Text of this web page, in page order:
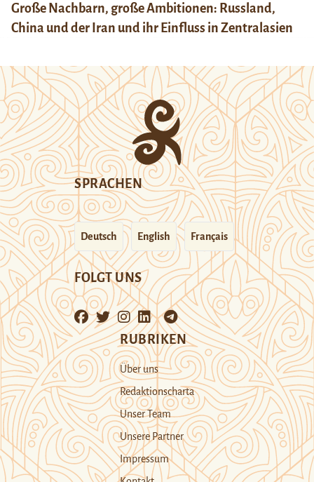
Große Nachbarn, große Ambitionen: Russland,
China und der Iran und ihr Einfluss in Zentralasien
SPRACHEN
Deutsch English Français
FOLGT UNS
RUBRIKEN
Über uns
Redaktionscharta
Unser Team
Unsere Partner
Impressum